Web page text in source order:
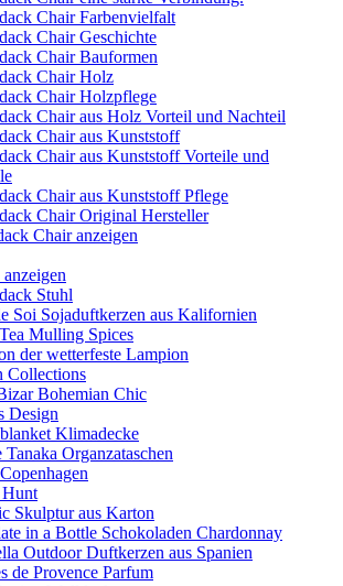
Chair Farbenvielfalt
Chair Geschichte
Chair Bauformen
Chair Holz
Chair Holzpflege
Chair aus Holz Vorteil und Nachteil
Chair aus Kunststoff
Chair aus Kunststoff Vorteile und
Chair aus Kunststoff Pflege
Chair Original Hersteller
Chair anzeigen
Stuhl
Soi Sojaduftkerzen aus Kalifornien
Mulling Spices
der wetterfeste Lampion
Collections
Bohemian Chic
Design
Klimadecke
Organzataschen
Skulptur aus Karton
in a Bottle Schokoladen Chardonnay
Outdoor Duftkerzen aus Spanien
de Provence Parfum